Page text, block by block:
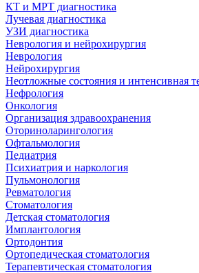
КТ и МРТ диагностика
Лучевая диагностика
УЗИ диагностика
Неврология и нейрохирургия
Неврология
Нейрохирургия
Неотложные состояния и интенсивная
Нефрология
Онкология
Организация здравоохранения
Оториноларингология
Офтальмология
Педиатрия
Психиатрия и наркология
Пульмонология
Ревматология
Стоматология
Детская стоматология
Имплантология
Ортодонтия
Ортопедическая стоматология
Терапевтическая стоматология